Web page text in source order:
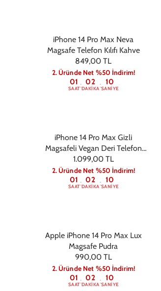
iPhone 14 Pro Max Neva
Magsafe Telefon Kılıfı Kahve
849,00 TL
2. Üründe Net %50 İndirim!
01
SAAT: 02
DAKIKA: 09
SANIYE
iPhone 14 Pro Max Gizli
Magsafeli Vegan Deri Telefon
Kılıfı - Vişne
1.099,00 TL
2. Üründe Net %50 İndirim!
01
SAAT: 02
DAKIKA: 09
SANIYE
Apple iPhone 14 Pro Max Lux
Magsafe Pudra
990,00 TL
2. Üründe Net %50 İndirim!
01
SAAT: 02
DAKIKA: 09
SANIYE